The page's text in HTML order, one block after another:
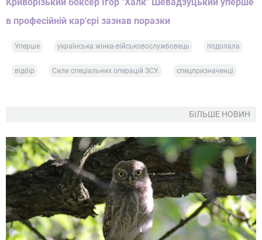
в професійній кар'єрі зазнав поразки
Уперше українська жінка-військовослужбовець подолала
відбір Сили спеціальних операцій ЗСУ. спецпризначенці
БІЛЬШЕ НОВИН